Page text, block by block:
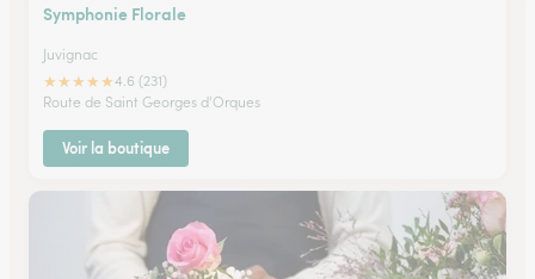
Symphonie Florale
Juvignac
★★★★★4.6 (231)
Route de Saint Georges d'Orques
Voir la boutique